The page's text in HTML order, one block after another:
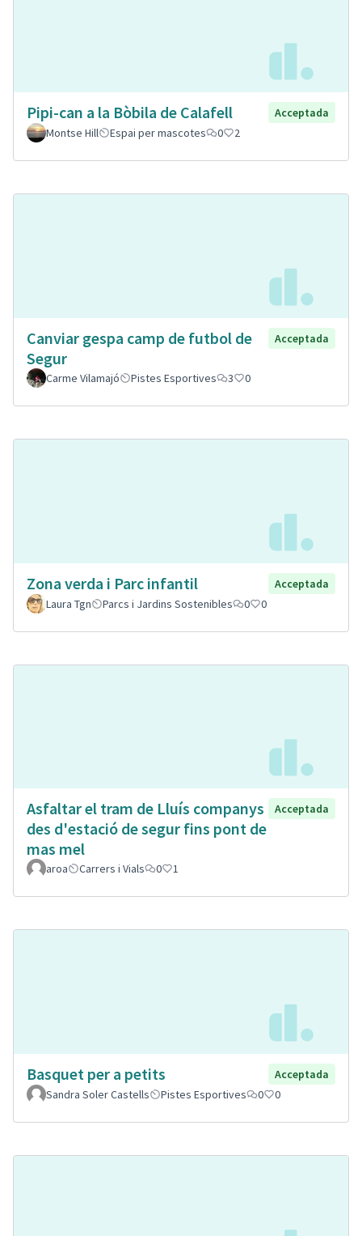
Pipi-can a la Bòbila de Calafell
Acceptada
Montse Hill
Espai per mascotes 0 2
Canviar gespa camp de futbol de
Segur
Acceptada
Carme Vilamajó Pistes Esportives 3 0
Zona verda i Parc infantil
Acceptada
Laura Tgn
Parcs i Jardins Sostenibles 0 0
Asfaltar el tram de Lluís companys
des d'estació de segur fins pont de
mas mel
Acceptada
aroa Carrers i Vials 0 1
Basquet per a petits
Acceptada
Sandra Soler Castells
Pistes Esportives 0 0